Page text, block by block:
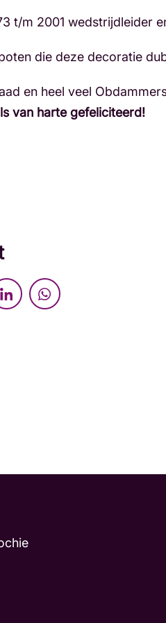
t/m 2001 wedstrijdleider
die deze decoratie
en heel veel
van harte gefeliciteerd!